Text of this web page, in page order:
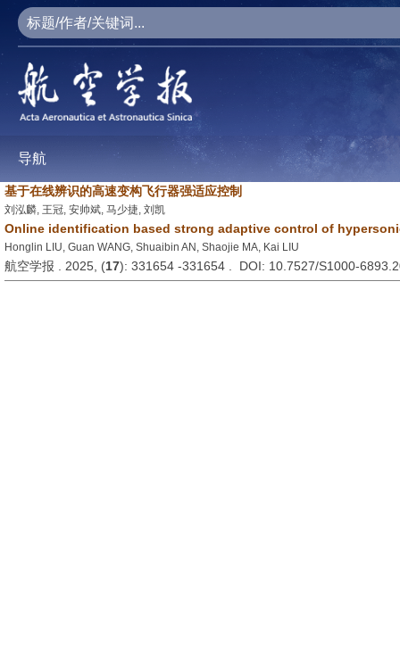
导航
基于在线辨识的高速变构飞行器强适应控制
刘泓麟, 王冠, 安帅斌, 马少捷, 刘凯
Online identification based strong adaptive control of
Honglin LIU, Guan WANG, Shuaibin AN, Shaojie MA, Kai LIU
航空学报 . 2025, (17): 331654 -331654 . DOI: 10.7527/S1000-